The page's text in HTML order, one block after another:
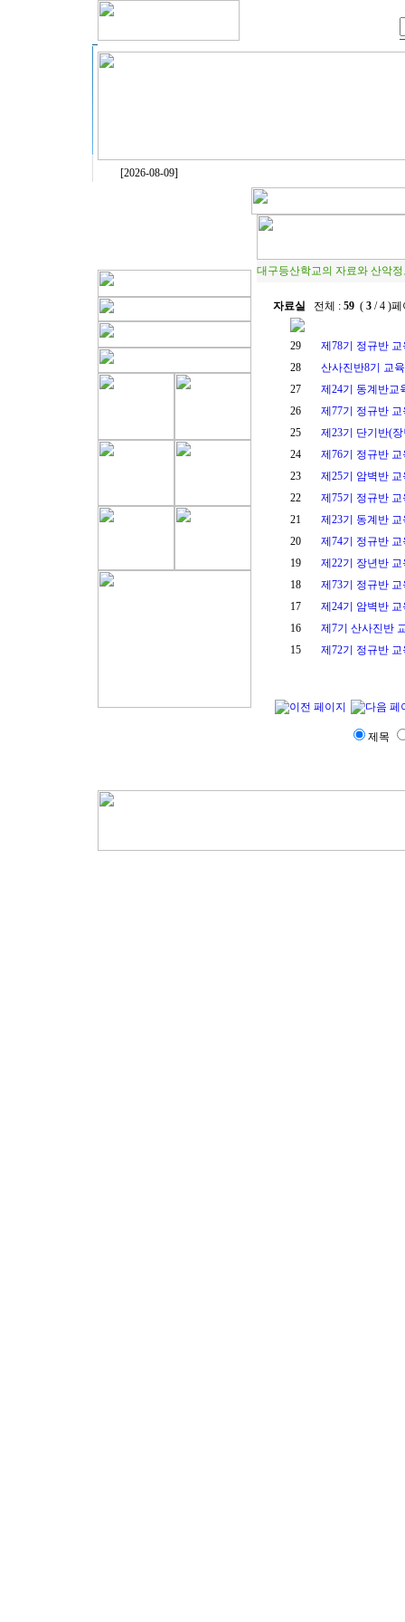
[2026-08-09]
대구등산학교의 자료와 산악
자료실 전체 : 59 ( 3 / 4 )
29
제78기 정규반
28
산사진반8기 교
27
제24기 동계반교
26
제77기 정규반
25
제23기 단기반(
24
제76기 정규반
23
제25기 암벽반
22
제75기 정규반
21
제23기 동계반
20
제74기 정규반
19
제22기 장년반
18
제73기 정규반
17
제24기 암벽반
16
제7기 산사진반
15
제72기 정규반
제목